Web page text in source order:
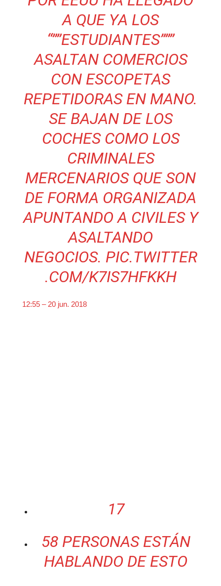
A QUE YA LOS
“””ESTUDIANTES”””
ASALTAN COMERCIOS
CON ESCOPETAS
REPETIDORAS EN MANO.
SE BAJAN DE LOS
COCHES COMO LOS
CRIMINALES
MERCENARIOS QUE SON
DE FORMA ORGANIZADA
APUNTANDO A CIVILES Y
ASALTANDO
NEGOCIOS. PIC.TWITTER
.COM/K7IS7HFKKH
12:55 – 20 jun. 2018
17
58 PERSONAS ESTÁN
HABLANDO DE ESTO